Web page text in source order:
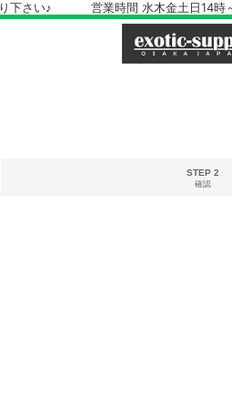
さい♪ 営業時間 水木金土日14時
STEP 2
確認